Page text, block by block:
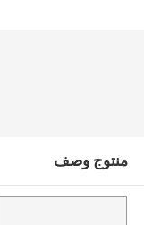
منتوج وصف